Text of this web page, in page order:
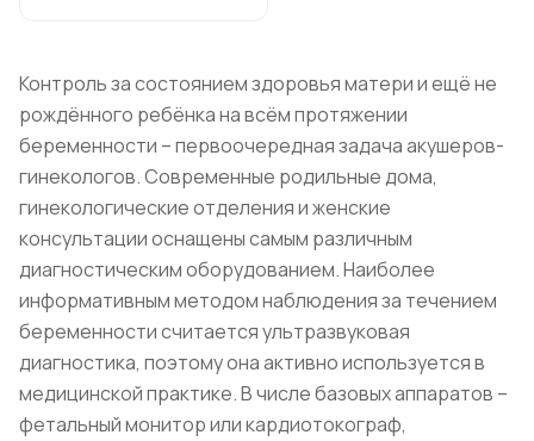
Контроль за состоянием здоровья матери и ещё не
рождённого ребёнка на всём протяжении
беременности – первоочередная задача акушеров-
гинекологов. Современные родильные дома,
гинекологические отделения и женские
консультации оснащены самым различным
диагностическим оборудованием. Наиболее
информативным методом наблюдения за течением
беременности считается ультразвуковая
диагностика, поэтому она активно используется в
медицинской практике. В числе базовых аппаратов –
фетальный монитор или кардиотокограф,